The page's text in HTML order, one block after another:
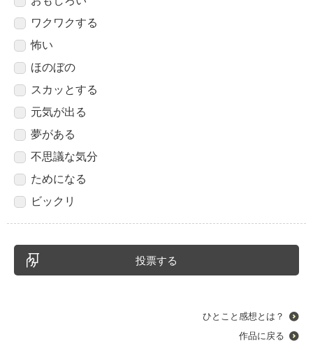
ワクワクする
怖い
ほのぼの
スカッとする
元気が出る
夢がある
不思議な気分
ためになる
ビックリ
ひとこと感想とは？
作品に戻る